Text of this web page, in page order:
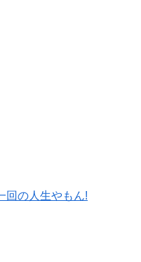
回の人生やもん!